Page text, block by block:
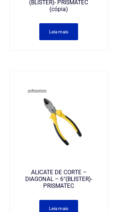
(BLISTER)- PRISMATEC
(cópia)
Leia mais
ALICATE DE CORTE –
DIAGONAL – 6″(BLISTER)-
PRISMATEC
Leia mais